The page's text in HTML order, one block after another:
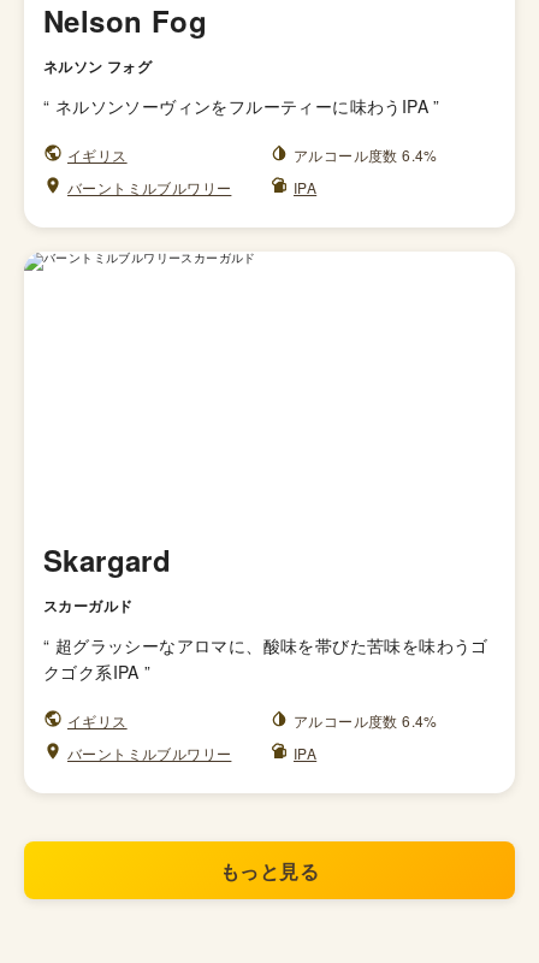
Nelson Fog
ネルソン フォグ
“ ネルソンソーヴィンをフルーティーに味わうIPA ”
イギリス
アルコール度数 6.4%
バーントミルブルワリー
IPA
Skargard
スカーガルド
“ 超グラッシーなアロマに、酸味を帯びた苦味を味わうゴ
クゴク系IPA ”
イギリス
アルコール度数 6.4%
バーントミルブルワリー
IPA
もっと見る